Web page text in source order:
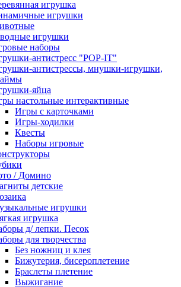
игрушка
игрушки
игрушки
наборы
антистресс "POP-IT"
антистрессы, мнушки-игрушки,
яйца
настольные интерактивные
Игры с карточками
Игры-ходилки
Квесты
Наборы игровые
/ Домино
детские
игрушки
игрушка
д/ лепки. Песок
для творчества
Без ножниц и клея
Бижутерия, бисероплетение
Браслеты плетение
Выжигание